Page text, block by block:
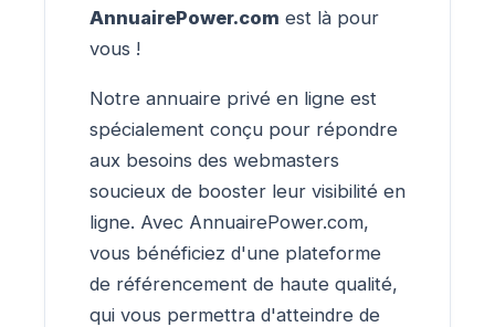
AnnuairePower.com est là pour
vous !
Notre annuaire privé en ligne est
spécialement conçu pour répondre
aux besoins des webmasters
soucieux de booster leur visibilité en
ligne. Avec AnnuairePower.com,
vous bénéficiez d'une plateforme
de référencement de haute qualité,
qui vous permettra d'atteindre de